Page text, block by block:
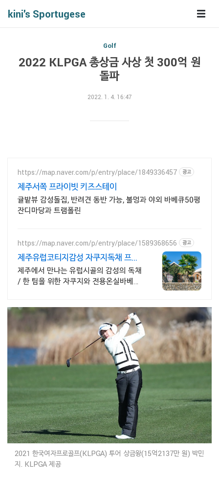
kini's Sportugese
Golf
2022 KLPGA 총상금 사상 첫 300억 원
돌파
2022. 1. 4. 16:47
https://map.naver.com/p/entry/place/1849336457 광고
제주서쪽 프라이빗 키즈스테이
귤밭뷰 감성돌집, 반려견 동반 가능, 불멍과 야외 바베큐50평
잔디마당과 트램폴린
https://map.naver.com/p/entry/place/1589368656 광고
제주유럽코티지감성 자쿠지독채 프라
이빗 제주여행, 유럽감성
제주에서 만나는 유럽시골의 감성의 독채
/ 한 팀을 위한 자쿠지와 전용온실바베큐
2021 한국여자프로골프(KLPGA) 투어 상금왕(15억2137만 원) 박민
지. KLPGA 제공